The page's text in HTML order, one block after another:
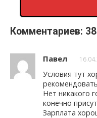
Комментариев: 38
Павел
Условия тут
Нет никакого
конечно
Зарплата